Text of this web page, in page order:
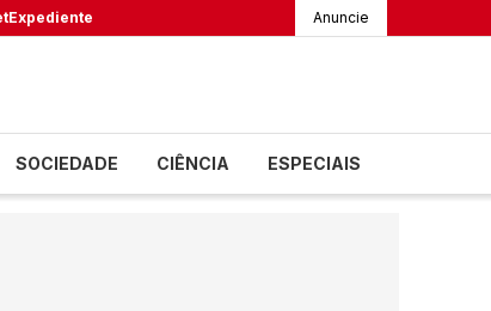
Expediente Anuncie
SOCIEDADE CIÊNCIA ESPECIAIS